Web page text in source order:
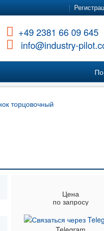
+49 2381 66 09 645
info@industry-
торцовочный
Цена
по запросу